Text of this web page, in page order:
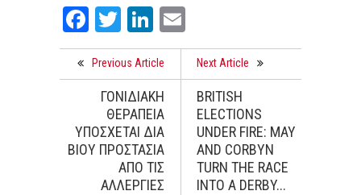
Facebook
TwitterLinkedIn
Previous Article
ΓΟΝΙΔΙΑΚΗ
ΘΕΡΑΠΕΙΑ
ΥΠΟΣΧΕΤΑΙ ΔΙΑ
ΒΙΟΥ ΠΡΟΣΤΑΣΙΑ
ΑΠΟ ΤΙΣ
ΑΛΛΕΡΓΙΕΣ
Next Article
BRITISH
ELECTIONS
UNDER FIRE: MAY
AND CORBYN
TURN THE RACE
INTO A DERBY...